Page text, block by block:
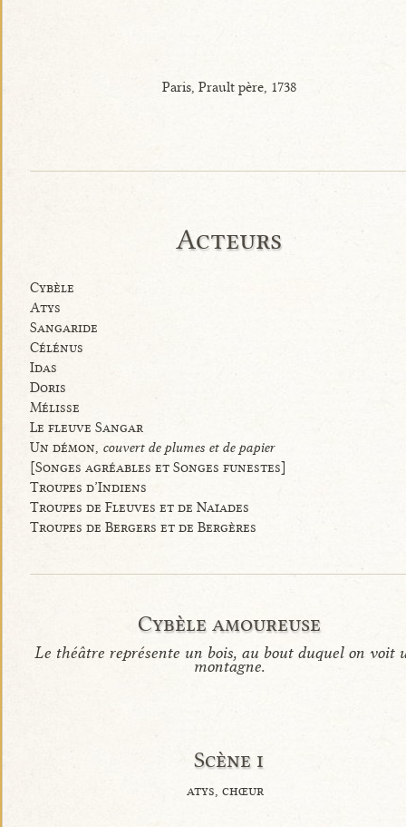
Paris, Prault père, 1738
Acteurs
Cybèle
Atys
Sangaride
Célénus
Idas
Doris
Mélisse
Le fleuve Sangar
Un démon, couvert de plumes et de papier
[Songes agréables et Songes funestes]
Troupes d’Indiens
Troupes de Fleuves et de Naïades
Troupes de Bergers et de Bergères
Cybèle amoureuse
Le théâtre représente un bois, au bout duquel on voit
montagne.
Scène i
atys, chœur